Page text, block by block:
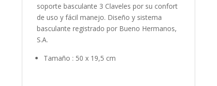
soporte basculante 3 Claveles por su confort
de uso y fácil manejo. Diseño y sistema
basculante registrado por Bueno Hermanos,
S.A.
Tamaño : 50 x 19,5 cm